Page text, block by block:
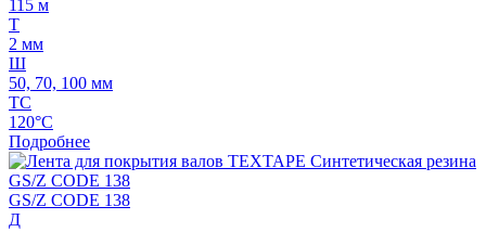
115 м
Т
2 мм
Ш
50, 70, 100 мм
ТС
120°C
Подробнее
GS/Z CODE 138
Д